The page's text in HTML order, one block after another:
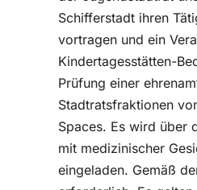
Schifferstadt ihren
vortragen und ein
Kindertagesstätten-
Prüfung einer
Stadtratsfraktionen
Spaces. Es wird über
mit medizinischer
eingeladen. Gemäß